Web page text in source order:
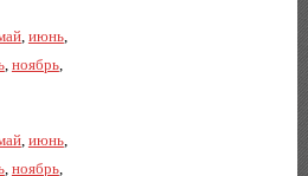
, июнь,
, ноябрь,
, июнь,
, ноябрь,